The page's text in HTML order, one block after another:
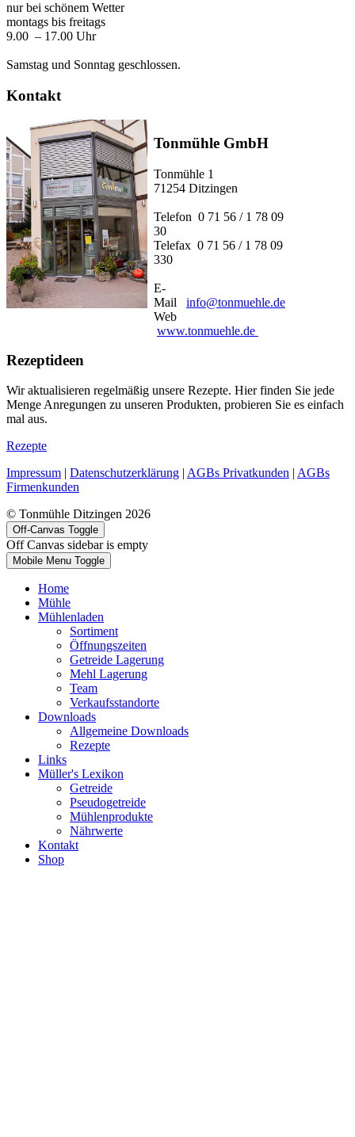
nur bei schönem Wetter
montags bis freitags
9.00 – 17.00 Uhr
Samstag und Sonntag geschlossen.
Kontakt
Tonmühle GmbH
Tonmühle 1
71254 Ditzingen
Telefon 0 71 56 / 1 78 09
30
Telefax 0 71 56 / 1 78 09
330
E-
Mail
info@tonmuehle.de
Web
www.tonmuehle.de
Rezeptideen
Wir aktualisieren regelmäßig unsere Rezepte. Hier finden Sie jede
Menge Anregungen zu unseren Produkten, probieren Sie es einfach
mal aus.
Rezepte
Impressum | Datenschutzerklärung | AGBs Privatkunden | AGBs
Firmenkunden
© Tonmühle Ditzingen 2026
Off-Canvas Toggle
Off Canvas sidebar is empty
Mobile Menu Toggle
Home
Mühle
Mühlenladen
Sortiment
Öffnungszeiten
Getreide Lagerung
Mehl Lagerung
Team
Verkaufsstandorte
Downloads
Allgemeine Downloads
Rezepte
Links
Müller's Lexikon
Getreide
Pseudogetreide
Mühlenprodukte
Nährwerte
Kontakt
Shop